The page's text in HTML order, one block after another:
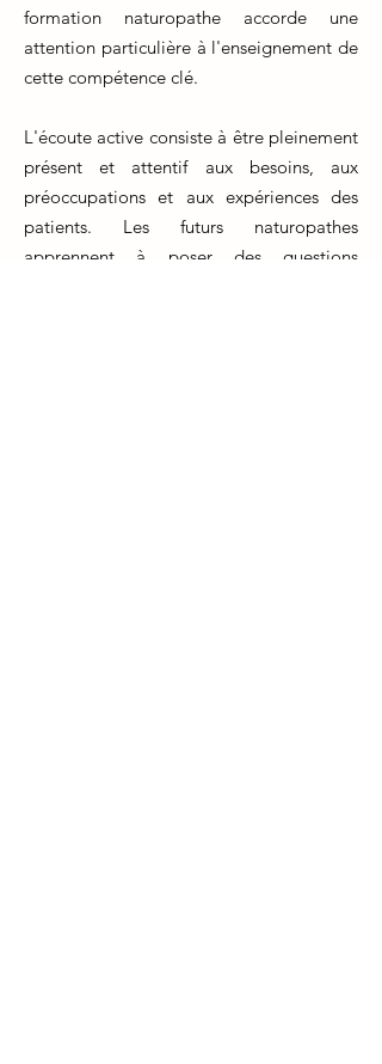
formation naturopathe accorde une
attention particulière à l'enseignement de
cette compétence clé.
L'écoute active consiste à être pleinement
présent et attentif aux besoins, aux
préoccupations et aux expériences des
patients. Les futurs naturopathes
apprennent à poser des questions